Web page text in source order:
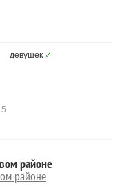
девушек ✓
районе
районе